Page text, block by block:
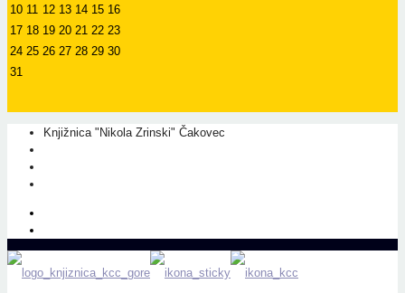
10 11 12 13 14 15 16
17 18 19 20 21 22 23
24 25 26 27 28 29 30
31
Knjižnica "Nikola Zrinski" Čakovec